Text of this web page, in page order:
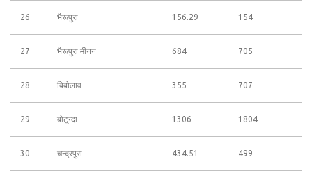
26 भैरूपुरा 156.29 154
27 भैरूपुरा मीनन 684 705
28 बिबोलाव 355 707
29 बोटून्दा 1306 1804
30 चन्द्रपुरा 434.51 499